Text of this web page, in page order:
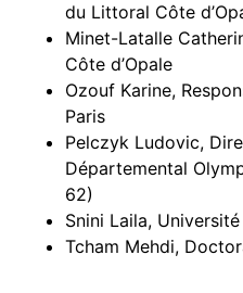
du Littoral Côte
Minet-Latalle
Côte d’Opale
Ozouf Karine,
Paris
Pelczyk Ludovic,
Départemental
62)
Snini Laila,
Tcham Mehdi,